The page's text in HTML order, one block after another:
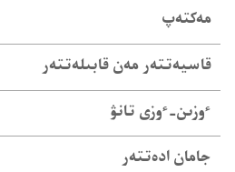
مەكتەپ
قاسيە‌تتە‌ر مە‌ن قابىلە‌تتە‌ر
ٴوزىن-‏ٴوزى تانۋ
جامان ادە‌تتە‌ر